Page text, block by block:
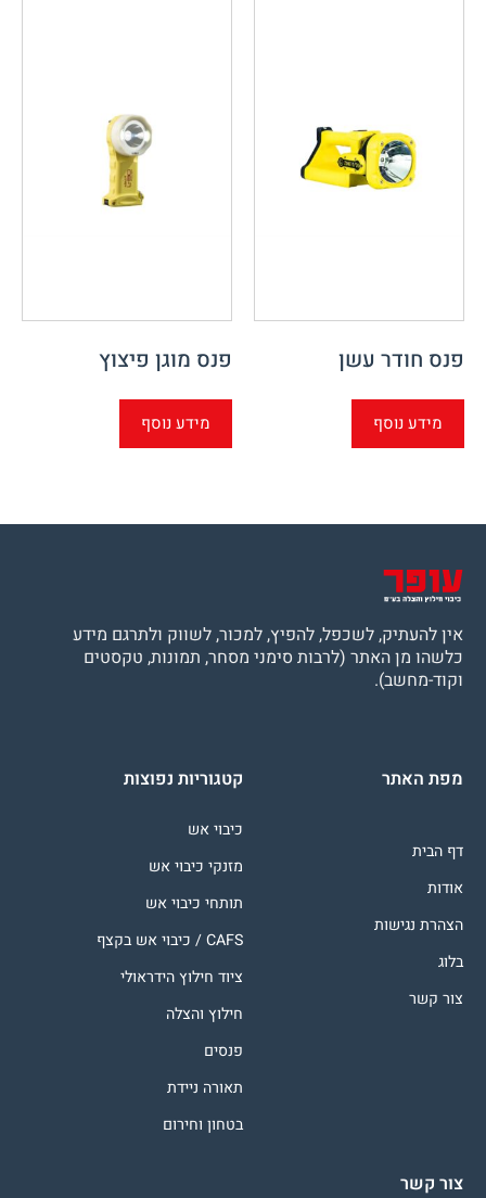
פנס חודר עשן
מידע נוסף
פנס מוגן פיצוץ
מידע נוסף
אין להעתיק, לשכפל, להפיץ, למכור, לשווק ולתרגם מידע
כלשהו מן האתר (לרבות סימני מסחר, תמונות, טקסטים
וקוד-מחשב).
מפת האתר
דף הבית
אודות
הצהרת נגישות
בלוג
צור קשר
קטגוריות נפוצות
כיבוי אש
מזנקי כיבוי אש
תותחי כיבוי אש
CAFS / כיבוי אש בקצף
ציוד חילוץ הידראולי
חילוץ והצלה
פנסים
תאורה ניידת
בטחון וחירום
צור קשר